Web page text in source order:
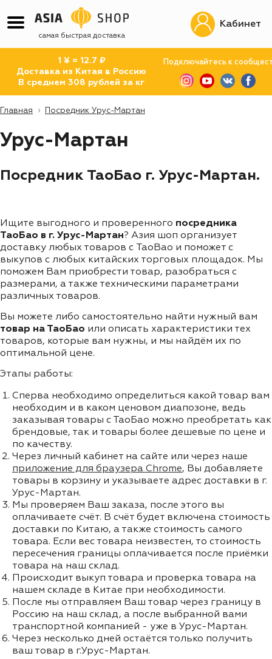
самая быстрая доставка
1 ¥ = 12.7 ₽
Доставка из Китая в Россию
В среднем 308 рублей за кг
Подключайтесь к
Кабинет
Главная Посредник Урус-Мартан
Урус-Мартан
Посредник ТаоБао г. Урус-Мартан.
Ищите выгодного и проверенного посредника
ТаоБао в г. Урус-Мартан? Азия шоп организует
доставку любых товаров с TaoBao и поможет с
выкупов с любых китайских торговых площадок. Мы
поможем Вам приобрести товар, разобраться с
размерами, а также техническими параметрами
различных товаров.
Вы можете либо самостоятельно найти нужный вам
товар на ТаоБао или описать характеристики тех
товаров, которые вам нужны, и мы найдём их по
оптимальной цене.
Этапы работы:
Сперва необходимо определиться какой товар вам
необходим и в каком ценовом диапозоне, ведь
заказывая товары с ТаоБао можно преобретать как
брендовые, так и товары более дешевые по цене и
по качеству.
Через личный кабинет на сайте или через наше
приложение для браузера Chrome, Вы добавляете
товары в корзину и указываете адрес доставки в г.
Урус-Мартан.
Мы проверяем Ваш заказа, после этого вы
оплачиваете счёт. В счёт будет включена стоимость
доставки по Китаю, а также стоимость самого
товара. Если вес товара неизвестен, то стоимость
пересечения границы оплачивается после приёмки
товара на наш склад.
Происходит выкуп товара и проверка товара на
нашем складе в Китае при необходимости.
После мы отправляем Ваш товар через границу в
Россию на наш склад, а после выбранной вами
транспортной компанией - уже в Урус-Мартан.
Через несколько дней остаётся только получить
ваш товар в г.Урус-Мартан.